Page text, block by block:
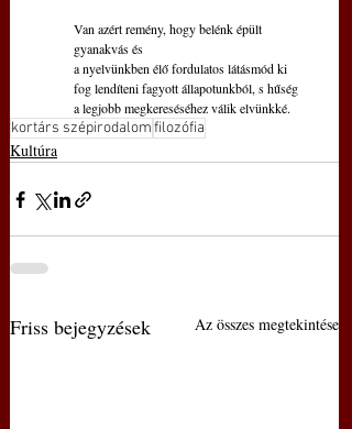
Van azért remény, hogy belénk épült
gyanakvás és
a nyelvünkben élő fordulatos látásmód ki
fog lendíteni fagyott állapotunkból, s hűség
a legjobb megkereséséhez válik elvünkké.
kortárs szépirodalomfilozófia
Kultúra
Friss bejegyzések Az összes megtekintése